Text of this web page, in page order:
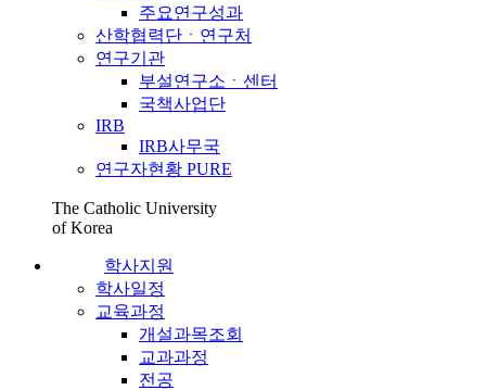
주요연구성과
산학협력단ㆍ연구처
연구기관
부설연구소ㆍ센터
국책사업단
IRB
IRB사무국
연구자현황 PURE
The Catholic University
of Korea
학사지원
학사일정
교육과정
개설과목조회
교과과정
전공